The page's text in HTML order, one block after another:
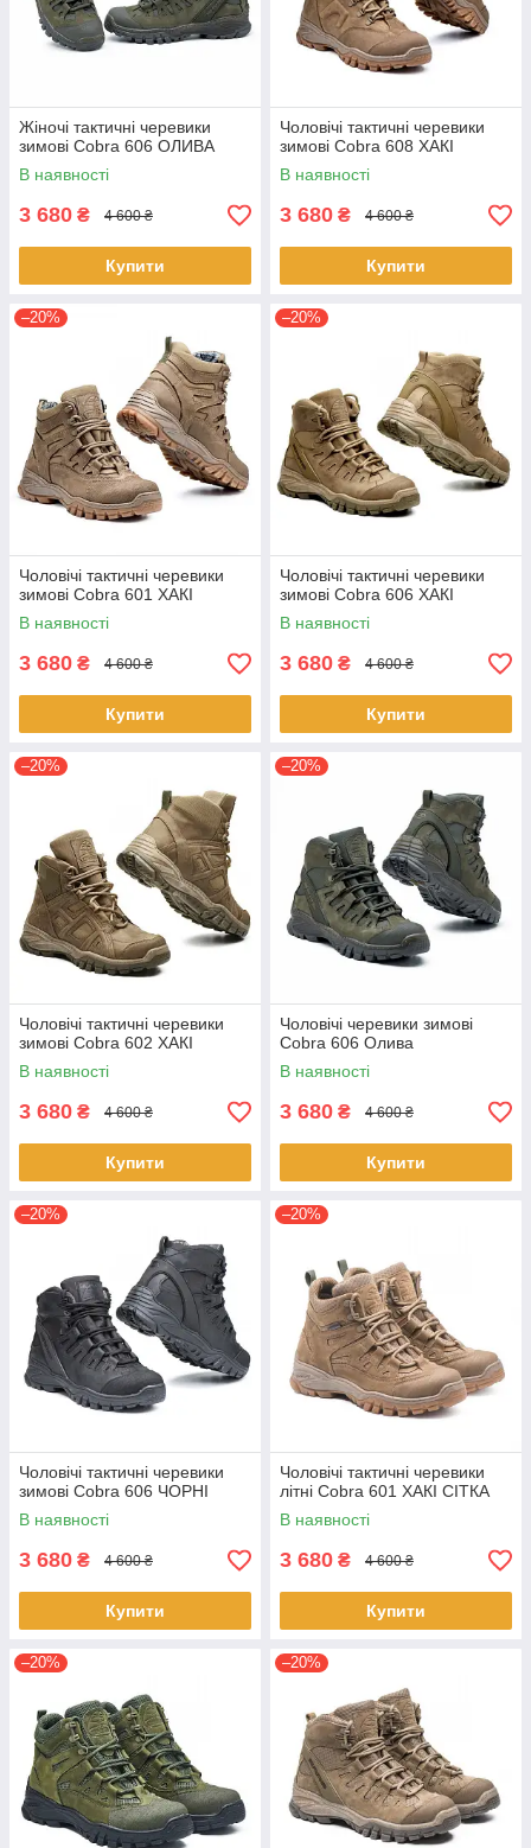
Жіночі тактичні черевики
зимові Cobra 606 ОЛИВА
В наявності
3 680 ₴ 4 600 ₴
Купити
Чоловічі тактичні черевики
зимові Cobra 608 ХАКІ
В наявності
3 680 ₴ 4 600 ₴
Купити
–20%
Чоловічі тактичні черевики
зимові Cobra 601 ХАКІ
В наявності
3 680 ₴ 4 600 ₴
Купити
–20%
Чоловічі тактичні черевики
зимові Cobra 606 ХАКІ
В наявності
3 680 ₴ 4 600 ₴
Купити
–20%
Чоловічі тактичні черевики
зимові Cobra 602 ХАКІ
В наявності
3 680 ₴ 4 600 ₴
Купити
–20%
Чоловічі черевики зимові
Cobra 606 Олива
В наявності
3 680 ₴ 4 600 ₴
Купити
–20%
Чоловічі тактичні черевики
зимові Cobra 606 ЧОРНІ
В наявності
3 680 ₴ 4 600 ₴
Купити
–20%
Чоловічі тактичні черевики
літні Cobra 601 ХАКІ СІТКА
В наявності
3 680 ₴ 4 600 ₴
Купити
–20% –20%